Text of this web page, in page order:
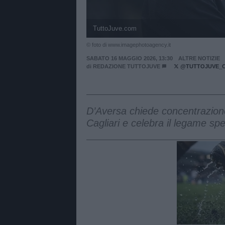
TuttoJuve.com
© foto di www.imagephotoagency.it
SABATO 16 MAGGIO 2026, 13:30
ALTRE NOTIZIE
di REDAZIONE TUTTOJUVE
D’Aversa chiede
Cagliari e celebra il legame